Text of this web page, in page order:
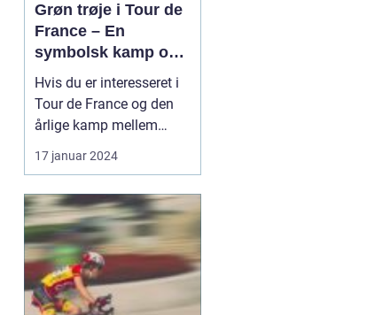
Grøn trøje i Tour de
France – En
symbolsk kamp om
point
Hvis du er interesseret i
Tour de France og den
årlige kamp mellem
verdens bedste
cykelryttere, har du helt
eftertragtede grønne
trøje. Denne trøje har et
specielt symbolisk
betydning og bliver
tildelt rytteren med flest
17 januar 2024